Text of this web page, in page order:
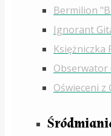
Bermilion
Ignorant
Księżniczka
Obserwator
Oświeceni z